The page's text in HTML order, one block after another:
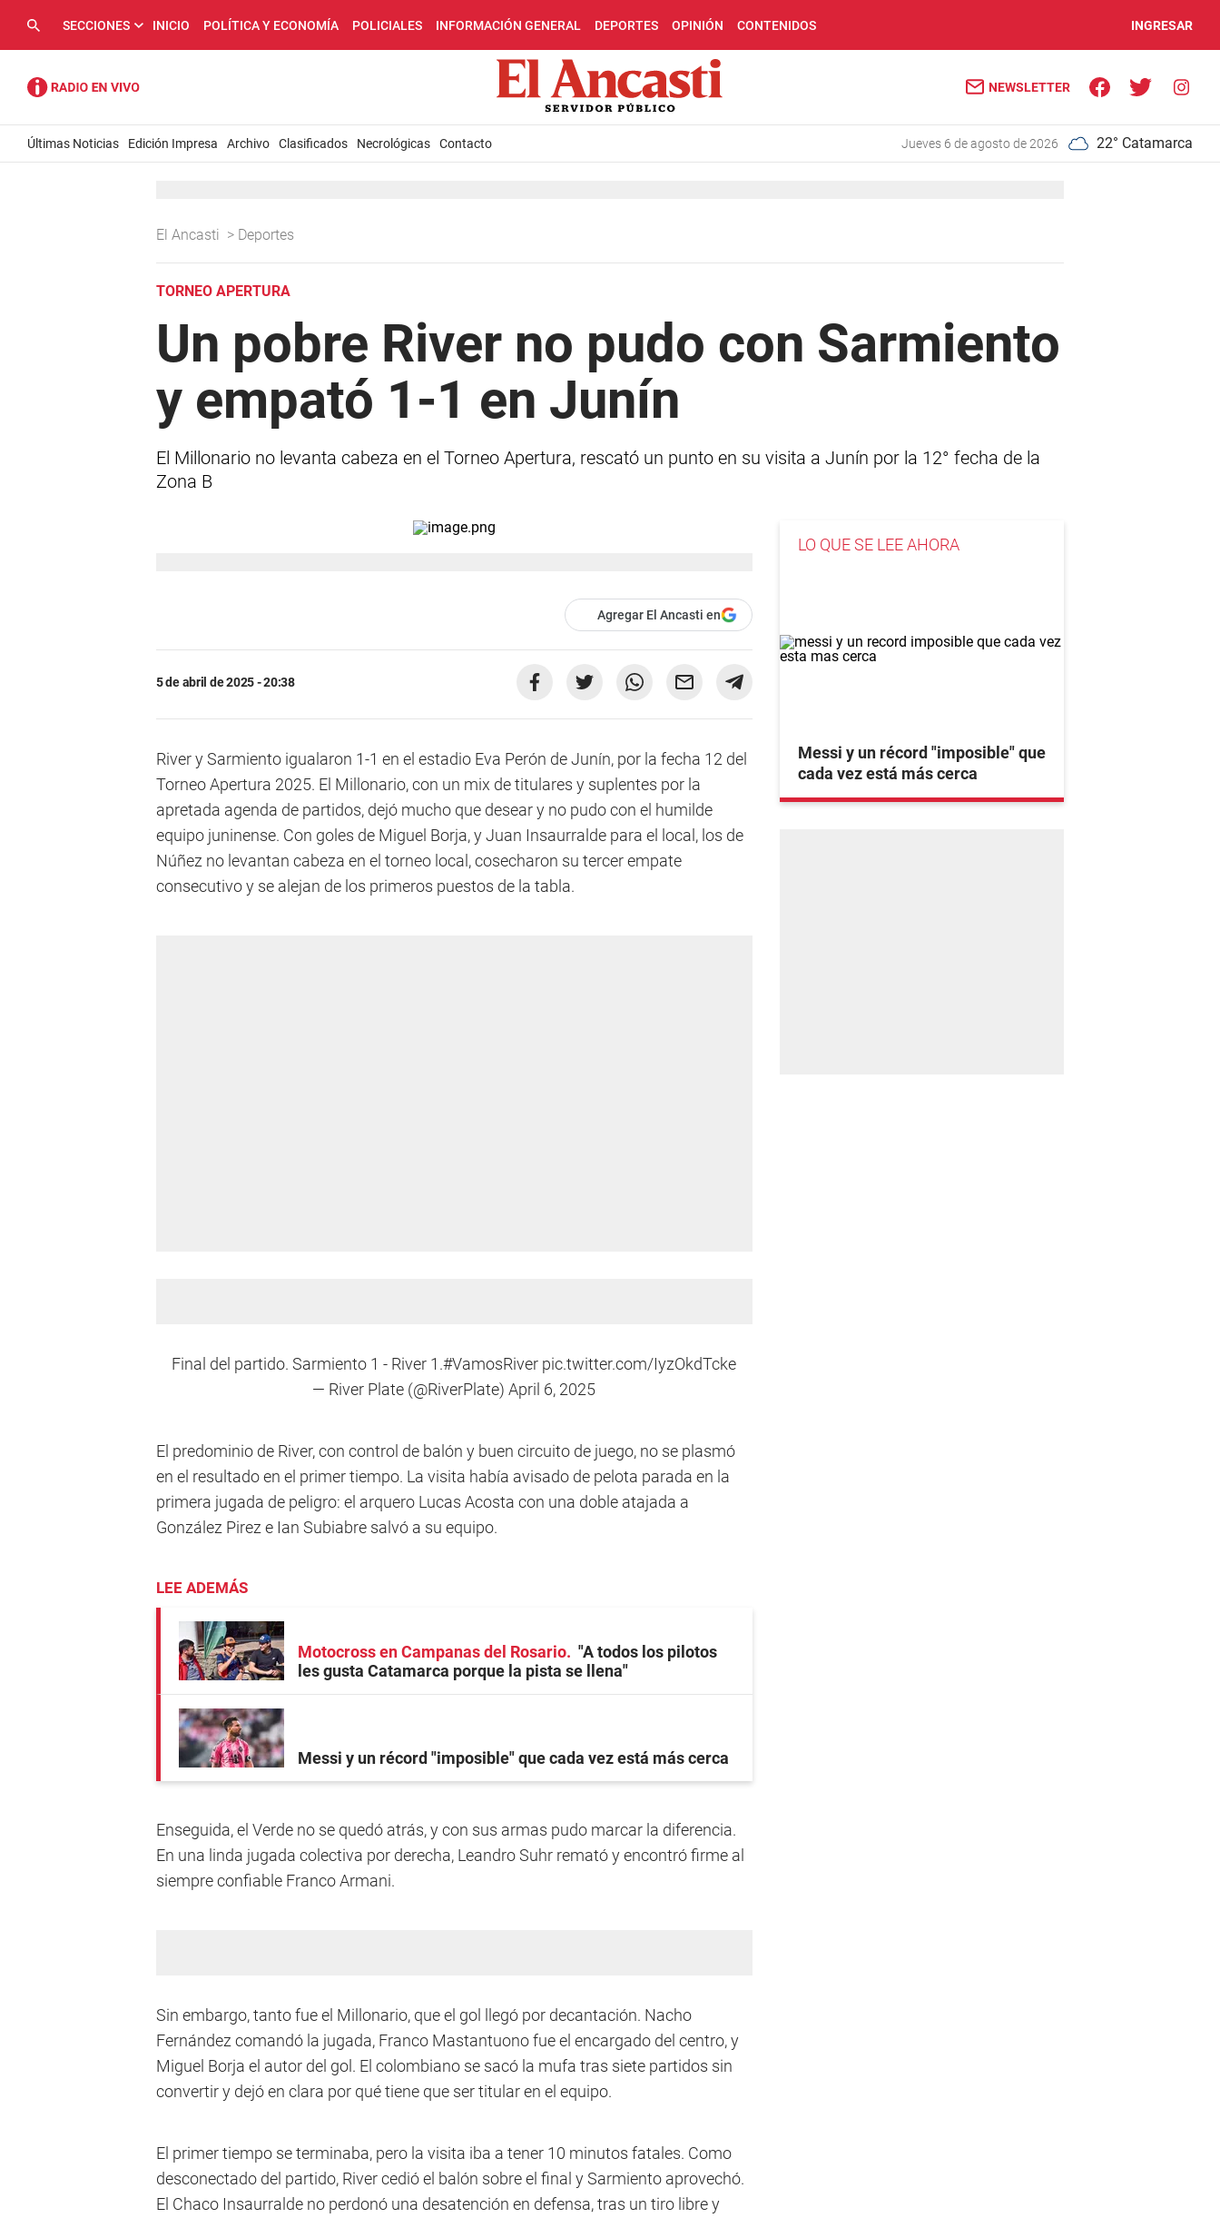
SECCIONES INICIO POLÍTICA Y ECONOMÍA POLICIALES INFORMACIÓN GENERAL DEPORTES OPINIÓN CONTENIDOS INGRESAR
NEWSLETTER
Últimas Noticias Edición Impresa Archivo Clasificados Necrológicas Contacto jueves 6 de agosto de 2026 22° Catamarca
El Ancasti > Deportes
TORNEO APERTURA
Un pobre River no pudo con Sarmiento
y empató 1-1 en Junín
El Millonario no levanta cabeza en el Torneo Apertura, rescató un punto en su visita a Junín por la 12° fecha de la
Zona B
Agregar El Ancasti en
5 de abril de 2025 - 20:38
River y Sarmiento igualaron 1-1 en el estadio Eva Perón de Junín, por la fecha 12 del
Torneo Apertura 2025. El Millonario, con un mix de titulares y suplentes por la
apretada agenda de partidos, dejó mucho que desear y no pudo con el humilde
equipo juninense. Con goles de Miguel Borja, y Juan Insaurralde para el local, los de
Núñez no levantan cabeza en el torneo local, cosecharon su tercer empate
consecutivo y se alejan de los primeros puestos de la tabla.
Final del partido. Sarmiento 1 - River 1.#VamosRiver pic.twitter.com/IyzOkdTcke
— River Plate (@RiverPlate)April 6, 2025
El predominio de River, con control de balón y buen circuito de juego, no se plasmó
en el resultado en el primer tiempo. La visita había avisado de pelota parada en la
primera jugada de peligro: el arquero Lucas Acosta con una doble atajada a
González Pirez e Ian Subiabre salvó a su equipo.
LEE ADEMÁS
Motocross en Campanas del Rosario
"A todos los pilotos
les gusta Catamarca porque la pista se llena"
Messi y un récord "imposible" que cada vez está más cerca
Enseguida, el Verde no se quedó atrás, y con sus armas pudo marcar la diferencia.
En una linda jugada colectiva por derecha, Leandro Suhr remató y encontró firme al
siempre confiable Franco Armani.
Sin embargo, tanto fue el Millonario, que el gol llegó por decantación. Nacho
Fernández comandó la jugada, Franco Mastantuono fue el encargado del centro, y
Miguel Borja el autor del gol. El colombiano se sacó la mufa tras siete partidos sin
convertir y dejó en clara por qué tiene que ser titular en el equipo.
El primer tiempo se terminaba, pero la visita iba a tener 10 minutos fatales. Como
desconectado del partido, River cedió el balón sobre el final y Sarmiento aprovechó.
El Chaco Insaurralde no perdonó una desatención en defensa, tras un tiro libre y
LO QUE SE LEE AHORA
Messi y un récord "imposible" que
cada vez está más cerca